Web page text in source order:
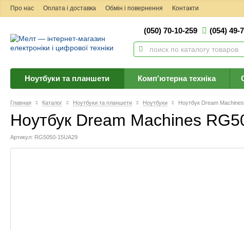
Про нас Оплата і доставка Обмін і повернення Контакти
(050) 70-10-259 (054) 49-
Ноутбуки та планшети Комп'ютерна техніка
Главная Каталог Ноутбуки та планшети Ноутбуки Ноутбук Dream
Ноутбук Dream Machines
Артикул: RG5050-15UA29